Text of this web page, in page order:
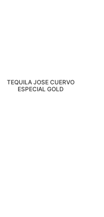
TEQUILA JOSE CUERVO
ESPECIAL GOLD